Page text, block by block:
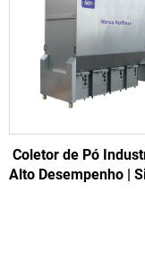
Coletor de Pó
Alto Desempenho |